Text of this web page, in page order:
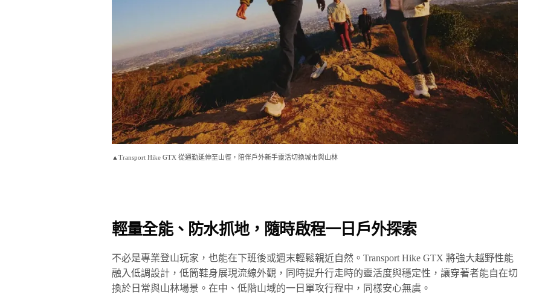
▲Transport Hike GTX 從通勤延伸至山徑，陪伴戶外新手靈活切換城市與山林
輕量全能、防水抓地，隨時啟程一日戶外探索
不必是專業登山玩家，也能在下班後或週末輕鬆親近自然。Transport Hike GTX 將強大越野性能
融入低調設計，低筒鞋身展現流線外觀，同時提升行走時的靈活度與穩定性，讓穿著者能自在切
換於日常與山林場景。在中、低階山域的一日單攻行程中，同樣安心無虞。